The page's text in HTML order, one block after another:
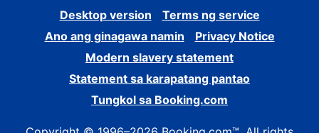
Desktop version
Terms ng service
Ano ang ginagawa namin
Privacy Notice
Modern slavery statement
Statement sa karapatang pantao
Tungkol sa Booking.com